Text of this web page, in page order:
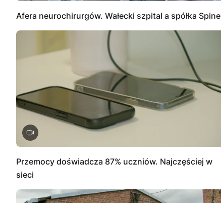
Afera neurochirurgów. Wałecki szpital a spółka Spine
Przemocy doświadcza 87% uczniów. Najczęściej w
sieci